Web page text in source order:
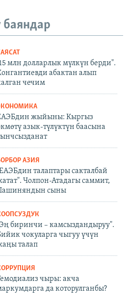
млн долларлык мүлкүн берди".
абактан алып
чечим
жыйыны: Кыргыз
азык-түлүктүн баасына
АЗИЯ
талаптары сакталбай
Чолпон-Атадагы саммит,
сыны
биринчи – камсыздандыруу".
чокуларга чыгуу үчүн
талап
чыры: акча
да которулганбы?